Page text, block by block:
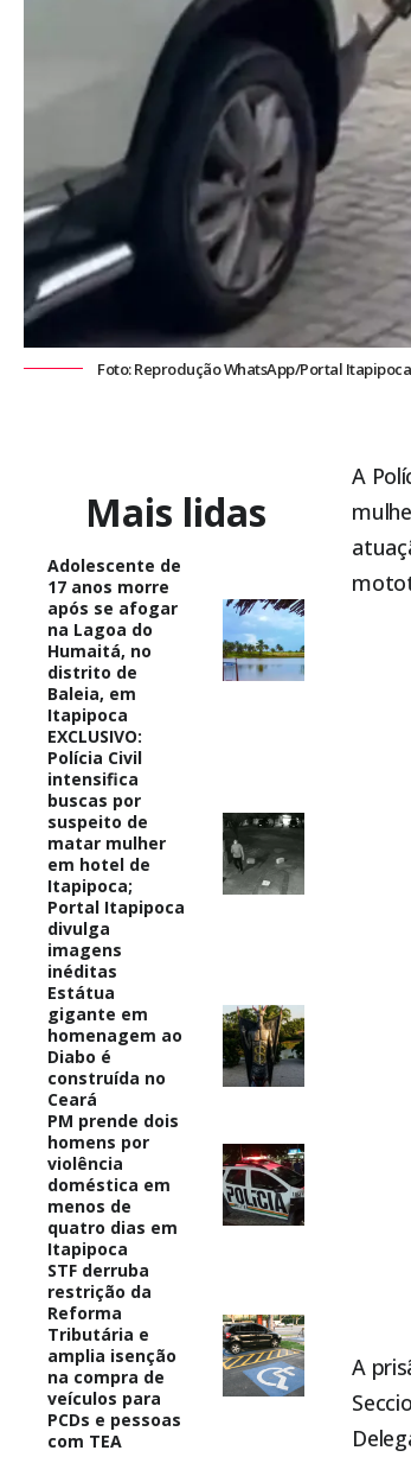
Foto: Reprodução WhatsApp/Portal Itapipoca
Mais lidas
Adolescente de
17 anos morre
após se afogar
na Lagoa do
Humaitá, no
distrito de
Baleia, em
Itapipoca
EXCLUSIVO:
Polícia Civil
intensifica
buscas por
suspeito de
matar mulher
em hotel de
Itapipoca;
Portal Itapipoca
divulga
imagens
inéditas
Estátua
gigante em
homenagem ao
Diabo é
construída no
Ceará
PM prende dois
homens por
violência
doméstica em
menos de
quatro dias em
Itapipoca
STF derruba
restrição da
Reforma
Tributária e
amplia isenção
na compra de
veículos para
PCDs e pessoas
com TEA
A
A